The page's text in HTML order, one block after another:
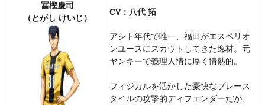
冨樫慶司
（とがし けいじ）
CV：八代 拓
アシト年代で唯一、福田がエスペリオ
ンユースにスカウトしてきた逸材。元
ヤンキーで義理人情に厚く情熱的。
フィジカルを活かした豪快なプレース
タイルの攻撃的ディフェンダーだが、